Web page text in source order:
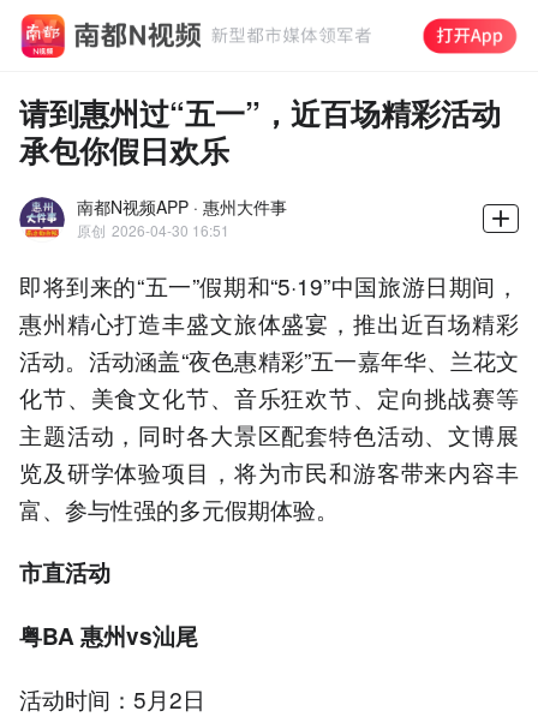
请到惠州过“五一”，近百场精彩活动
承包你假日欢乐
南都N视频APP · 惠州大件事
原创 2026-04-30 16:51
即将到来的“五一”假期和“5·19”中国旅游日期间，
惠州精心打造丰盛文旅体盛宴，推出近百场精彩
活动。活动涵盖“夜色惠精彩”五一嘉年华、兰花文
化节、美食文化节、音乐狂欢节、定向挑战赛等
主题活动，同时各大景区配套特色活动、文博展
览及研学体验项目，将为市民和游客带来内容丰
富、参与性强的多元假期体验。
市直活动
粤BA 惠州vs汕尾
活动时间：5月2日